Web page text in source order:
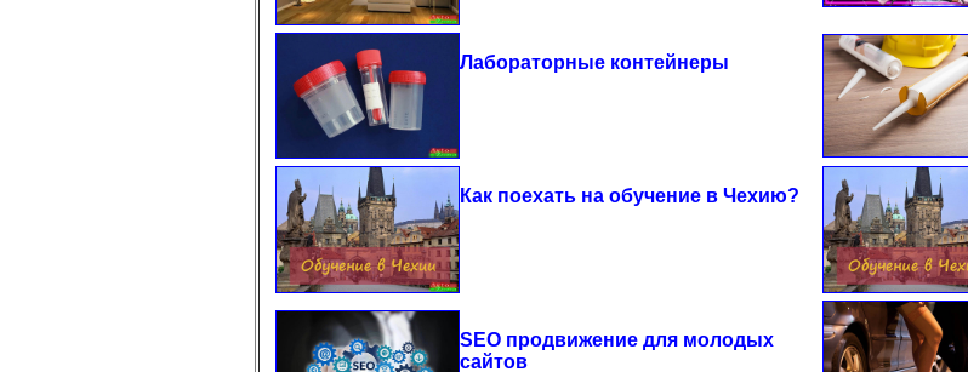
Лабораторные контейнеры
Как поехать на обучение в Чехию?
SEO продвижение для молодых
сайтов